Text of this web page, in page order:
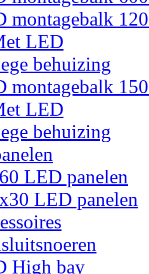
montagebalk
LED
behuizing
montagebalk
LED
behuizing
LED panelen
LED panelen
High bay